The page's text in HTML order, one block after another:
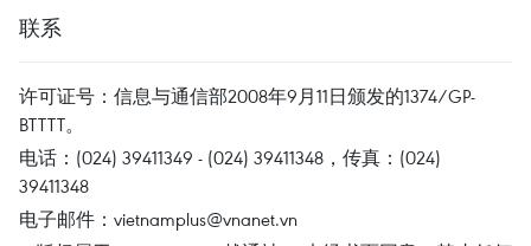
联系
许可证号：信息与通信部2008年9月11日颁发的1374/GP-
BTTTT。
电话：(024) 39411349 - (024) 39411348，传真：(024)
39411348
电子邮件： vietnamplus@vnanet.vn